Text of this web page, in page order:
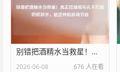
别错把酒精水当救星！真正控油缩毛孔不烂脸的收敛水，是这种肌肤调节器
2026-06-08 676 人在看